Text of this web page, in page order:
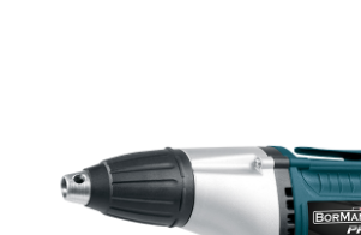
Επικοινωνία